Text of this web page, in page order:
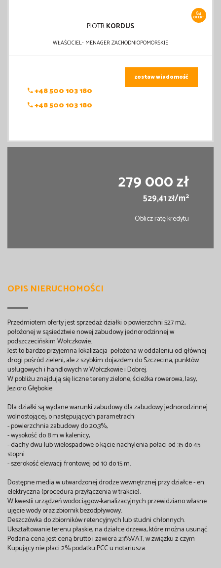
84
OFERT
PIOTRKORDUS
WŁAŚCICIEL- MENAGER ZACHODNIOPOMORSKIE
+48 500 103 180
+48 500 103 180
zostaw wiadomość
279 000 zł
529,41 zł/m2
Oblicz ratę kredytu
OPIS NIERUCHOMOŚCI
Przedmiotem oferty jest sprzedaż działki o powierzchni 527 m2,
położonej w sąsiedztwie nowej zabudowy jednorodzinnej w
podszczecińskim Wołczkowie.
Jest to bardzo przyjemna lokalizacja położona w oddaleniu od głównej
drogi pośród zieleni, ale z szybkim dojazdem do Szczecina, punktów
usługowych i handlowych w Wołczkowie i Dobrej.
W pobliżu znajdują się liczne tereny zielone, ścieżka rowerowa, lasy,
Jezioro Głębokie.
Dla działki są wydane warunki zabudowy dla zabudowy jednorodzinnej
wolnostojącej, o następujących parametrach:
- powierzchnia zabudowy do 20,3%,
- wysokość do 8 m w kalenicy,
- dachy dwu lub wielospadowe o kącie nachylenia połaci od 35 do 45
stopni
- szerokość elewacji frontowej od 10 do 15 m.
Dostępne media w utwardzonej drodze wewnętrznej przy działce - en.
elektryczna (procedura przyłączenia w trakcie).
W kwestii urządzeń wodociągow-kanalizacyjnych przewidziano własne
ujęcie wody oraz zbiornik bezodpływowy.
Deszczówka do zbiorników retencyjnych lub studni chłonnych.
Ukształtowanie terenu płaskie, na działce drzewa, które można usunąć.
Podana cena jest ceną brutto i zawiera 23%VAT, w związku z czym
Kupujący nie płaci 2% podatku PCC u notariusza.